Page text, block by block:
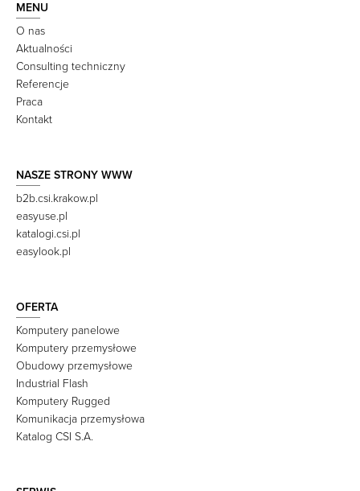
MENU
O nas
Aktualności
Consulting techniczny
Referencje
Praca
Kontakt
NASZE STRONY WWW
b2b.csi.krakow.pl
easyuse.pl
katalogi.csi.pl
easylook.pl
OFERTA
Komputery panelowe
Komputery przemysłowe
Obudowy przemysłowe
Industrial Flash
Komputery Rugged
Komunikacja przemysłowa
Katalog CSI S.A.